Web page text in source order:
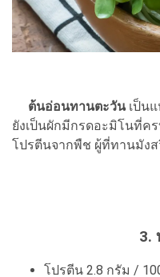
ต้นอ่อนทานตะวันเป็นแ
ยังเป็นผักมีกรดอะมิโนที่ค
โปรตีนจากพืช ผู้ที่ทานมังส
3.
โปรตีน 2.8 กรัม /